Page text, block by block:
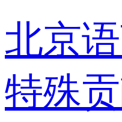
北京
特殊